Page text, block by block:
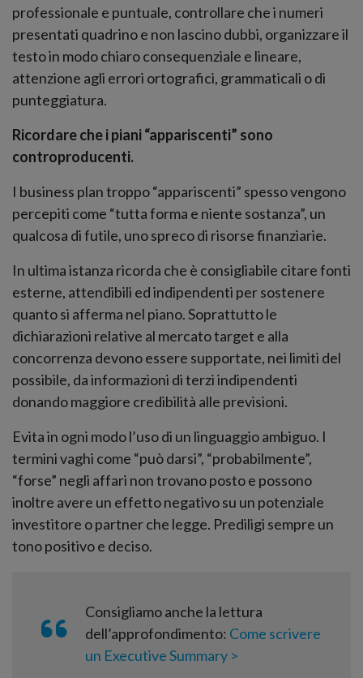
professionale e puntuale, controllare che i numeri
presentati quadrino e non lascino dubbi, organizzare il
testo in modo chiaro consequenziale e lineare,
attenzione agli errori ortografici, grammaticali o di
punteggiatura.
Ricordare che i piani “appariscenti” sono
controproducenti.
I business plan troppo “appariscenti” spesso vengono
percepiti come “tutta forma e niente sostanza”, un
qualcosa di futile, uno spreco di risorse finanziarie.
In ultima istanza ricorda che è consigliabile citare fonti
esterne, attendibili ed indipendenti per sostenere
quanto si afferma nel piano. Soprattutto le
dichiarazioni relative al mercato target e alla
concorrenza devono essere supportate, nei limiti del
possibile, da informazioni di terzi indipendenti
donando maggiore credibilità alle previsioni.
Evita in ogni modo l’uso di un linguaggio ambiguo. I
termini vaghi come “può darsi”, “probabilmente”,
“forse” negli affari non trovano posto e possono
inoltre avere un effetto negativo su un potenziale
investitore o partner che legge. Prediligi sempre un
tono positivo e deciso.
Consigliamo anche la lettura
dell’approfondimento: Come scrivere
un Executive Summary >